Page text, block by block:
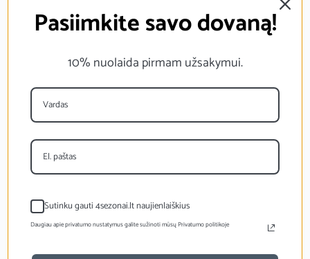
Pasiimkite savo dovaną!
10% nuolaida pirmam užsakymui.
Sutinku gauti 4sezonai.lt naujienlaiškius
Daugiau apie privatumo nustatymus galite sužinoti mūsų Privatumo politikoje